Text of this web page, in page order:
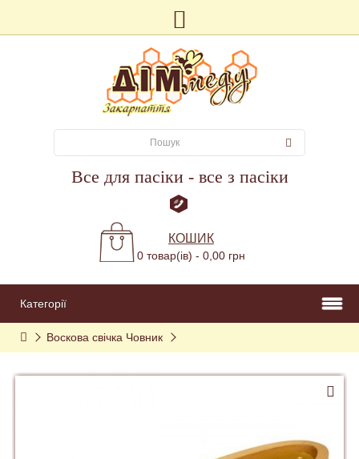
Все для пасіки - все з пасіки
КОШИК
0 товар(ів) - 0,00 грн
Категорії
Воскова свічка Човник